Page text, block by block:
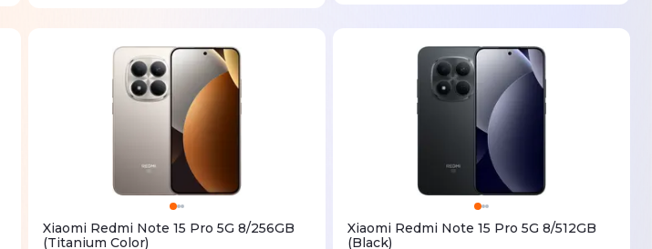
Xiaomi Redmi Note 15 Pro 5G 8/256GB
(Titanium Color)
Xiaomi Redmi Note 15 Pro 5G 8/512GB
(Black)